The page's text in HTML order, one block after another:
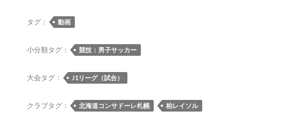
戦
タグ： 動画
小分類タグ： 競技：男子サッカー
大会タグ： J1リーグ（試合）
クラブタグ： 北海道コンサドーレ札幌 柏レイソル